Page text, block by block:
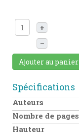
+
–
Ajouter au panier
Spécifications
Auteurs
Nombre de pages
Hauteur